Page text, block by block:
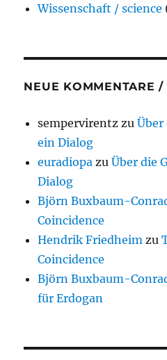
Wissenschaft / science
NEUE KOMMENTARE
sempervirentz zuÜber
ein Dialog
euradiopa zuÜber die
Dialog
Björn Buxbaum-
Coincidence
Hendrik Friedheim zu
Coincidence
Björn Buxbaum-
für Erdogan